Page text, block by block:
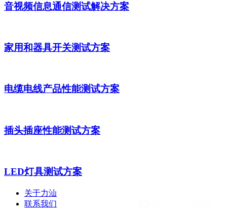
音视频信息通信测试解决方案
家用和器具开关测试方案
电缆电线产品性能测试方案
插头插座性能测试方案
LED灯具测试方案
关于力汕
联系我们